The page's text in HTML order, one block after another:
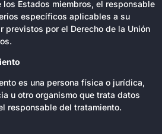
los Estados miembros, el responsable
específicos aplicables a su
previstos por el Derecho de la Unión
es una persona física o jurídica,
u otro organismo que trata datos
responsable del tratamiento.